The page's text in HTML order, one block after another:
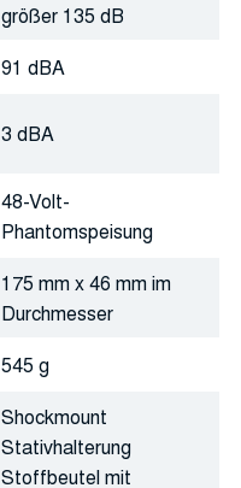
größer 135 dB
91 dBA
3 dBA
48-Volt-
Phantomspeisung
175 mm x 46 mm im
Durchmesser
545 g
Shockmount
Stativhalterung
Stoffbeutel mit